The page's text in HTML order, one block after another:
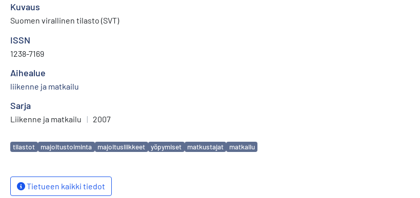
Kuvaus
Suomen virallinen tilasto (SVT)
ISSN
1238-7169
Aihealue
liikenne ja matkailu
Sarja
Liikenne ja matkailu | 2007
Avainsanat
tilastot majoitustoiminta majoitusliikkeet yöpymiset matkustajat matkailu
Tietueen kaikki tiedot